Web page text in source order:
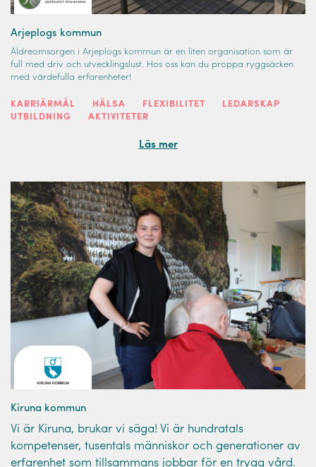
Arjeplogs kommun
Äldreomsorgen i Arjeplogs kommun är en liten organisation som är
full med driv och utvecklingslust. Hos oss kan du proppa ryggsäcken
med värdefulla erfarenheter!
KARRIÄRMÅL HÄLSA FLEXIBILITET
LEDARSKAP
UTBILDNING
AKTIVITETER
Läs mer
Kiruna kommun
Vi är Kiruna, brukar vi säga! Vi är hundratals
kompetenser, tusentals människor och generationer av
erfarenhet som tillsammans jobbar för en trygg vård.